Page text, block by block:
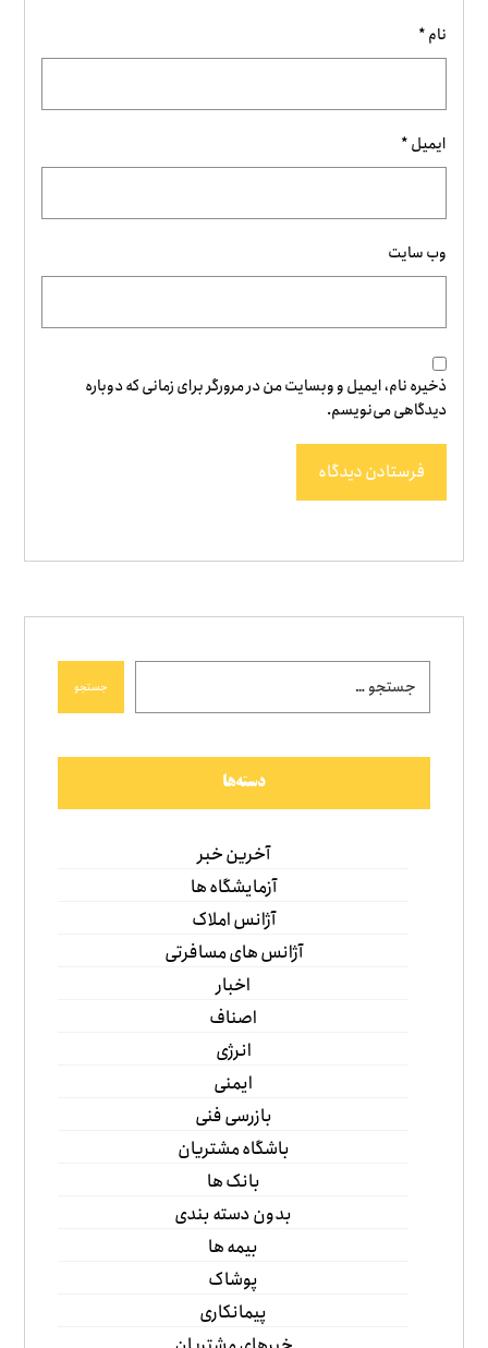
نام*
ایمیل*
وب‌ سایت
ذخیره نام، ایمیل و وبسایت من در مرورگر برای زمانی که دوباره
دیدگاهی می‌نویسم.
فرستادن دیدگاه
جستجو
دسته‌ها
آخرین خبر
آزمایشگاه ها
آژانس املاک
آژانس های مسافرتی
اخبار
اصناف
انرژی
ایمنی
بازرسی فنی
باشگاه مشتریان
بانک ها
بدون دسته بندی
بیمه ها
پوشاک
پیمانکاری